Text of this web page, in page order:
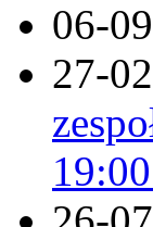
06-
27-